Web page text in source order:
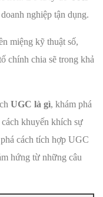
nghiệp tận dụng.
miệng kỹ thuật số,
chính chia sẽ trong khả
UGC là gì, khám phá
khuyến khích sự
cách tích hợp UGC
hứng từ những câu